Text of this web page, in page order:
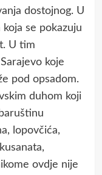
dostojnog. U
se pokazuju
U tim
koje
pod opsadom.
duhom koji
lopovčića,
ovdje nije